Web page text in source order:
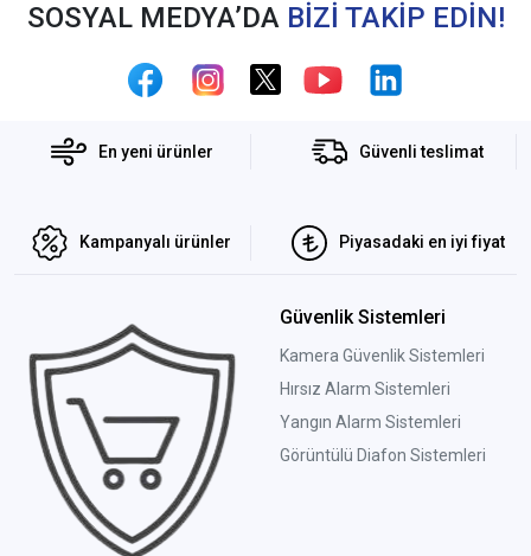
SOSYAL MEDYA’DA BİZİ TAKİP EDİN!
En yeni ürünler Güvenli teslimat
Kampanyalı ürünler Piyasadaki en iyi fiyat
Güvenlik Sistemleri
Kamera Güvenlik Sistemleri
Hırsız Alarm Sistemleri
Yangın Alarm Sistemleri
Görüntülü Diafon Sistemleri